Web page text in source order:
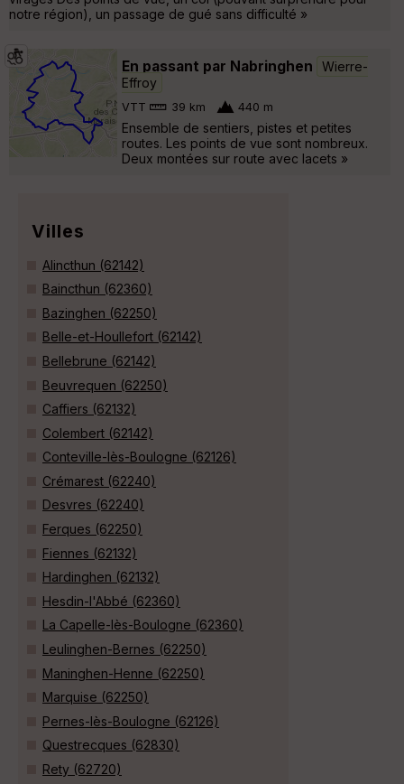
notre région), un passage de gué sans difficulté »
En passant par Nabringhen
Wierre-
Effroy
VTT 39 km 440 m
Ensemble de sentiers, pistes et petites
routes. Les points de vue sont nombreux.
Deux montées sur route avec lacets »
Villes
Alincthun (62142)
Baincthun (62360)
Bazinghen (62250)
Belle-et-Houllefort (62142)
Bellebrune (62142)
Beuvrequen (62250)
Caffiers (62132)
Colembert (62142)
Conteville-lès-Boulogne (62126)
Crémarest (62240)
Desvres (62240)
Ferques (62250)
Fiennes (62132)
Hardinghen (62132)
Hesdin-l'Abbé (62360)
La Capelle-lès-Boulogne (62360)
Leulinghen-Bernes (62250)
Maninghen-Henne (62250)
Marquise (62250)
Pernes-lès-Boulogne (62126)
Questrecques (62830)
Rety (62720)